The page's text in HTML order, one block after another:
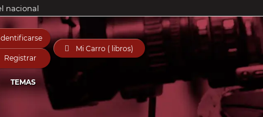
nacional
Registrar
 Mi Carro ( libros)
TEMAS